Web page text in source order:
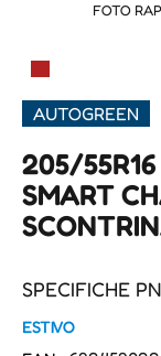
FOTO
▀
AUTOGREEN
205/55R16
SMART
SPECIFICHE
ESTIVO